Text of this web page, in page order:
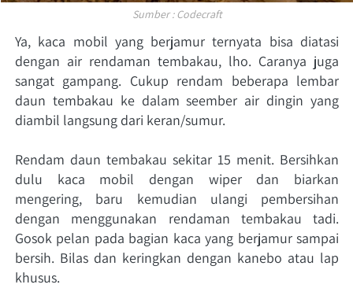
Sumber : Codecraft
Ya, kaca mobil yang berjamur ternyata bisa diatasi
dengan air rendaman tembakau, lho. Caranya juga
sangat gampang. Cukup rendam beberapa lembar
daun tembakau ke dalam seember air dingin yang
diambil langsung dari keran/sumur.
Rendam daun tembakau sekitar 15 menit. Bersihkan
dulu kaca mobil dengan wiper dan biarkan
mengering, baru kemudian ulangi pembersihan
dengan menggunakan rendaman tembakau tadi.
Gosok pelan pada bagian kaca yang berjamur sampai
bersih. Bilas dan keringkan dengan kanebo atau lap
khusus.